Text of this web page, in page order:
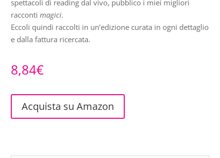
spettacoli di reading dal vivo, pubblico i miei migliori
raccontimagici.
Eccoli quindi raccolti in un’edizione curata in ogni dettaglio
e dalla fattura ricercata.
8,84€
Acquista su Amazon